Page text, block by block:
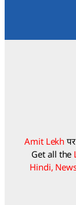
Amit Lekh
Get all the
Hindi,